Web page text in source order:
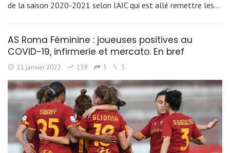
de la saison 2020-2021 selon l’AIC qui est allé remettre les…
AS Roma Féminine : joueuses positives au
COVID-19, infirmerie et mercato. En bref
11 janvier 2022 159 5 5